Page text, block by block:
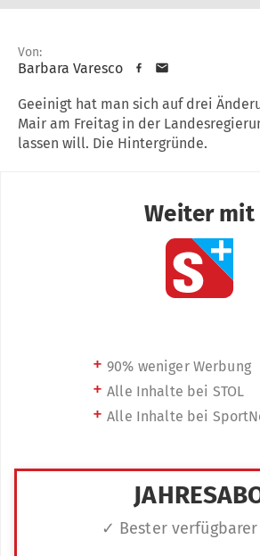
Von:
Barbara Varesco
Geeinigt hat man sich auf drei
Mair am Freitag in der
lassen will. Die Hintergründe.